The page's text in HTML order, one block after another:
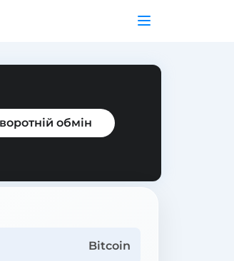
обмін
Bitcoin